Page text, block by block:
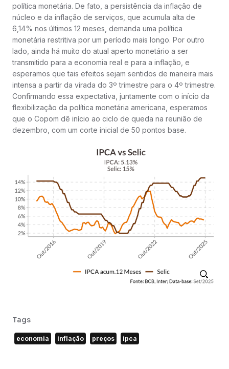
política monetária. De fato, a persistência da inflação de
núcleo e da inflação de serviços, que acumula alta de
6,14% nos últimos 12 meses, demanda uma política
monetária restritiva por um período mais longo. Por outro
lado, ainda há muito do atual aperto monetário a ser
transmitido para a economia real e para a inflação, e
esperamos que tais efeitos sejam sentidos de maneira mais
intensa a partir da virada do 3º trimestre para o 4º trimestre.
Confirmando essa expectativa, juntamente com o início da
flexibilização da política monetária americana, esperamos
que o Copom dê início ao ciclo de queda na reunião de
dezembro, com um corte inicial de 50 pontos base.
Tags
economia inflação preços ipca